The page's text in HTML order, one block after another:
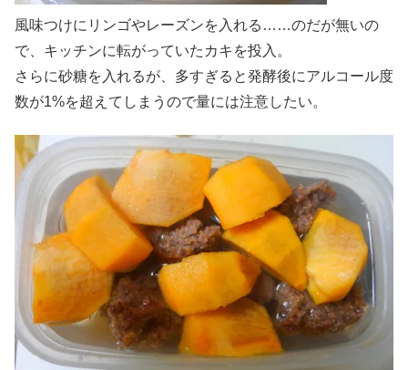
風味つけにリンゴやレーズンを入れる……のだが無いの
で、キッチンに転がっていたカキを投入。
さらに砂糖を入れるが、多すぎると発酵後にアルコール度
数が1%を超えてしまうので量には注意したい。